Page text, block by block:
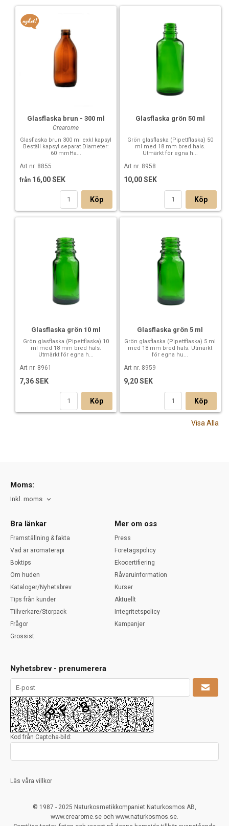
Glasflaska brun - 300 ml
Crearome
Glasflaska brun 300 ml exkl kapsyl
Beställ kapsyl separat Diameter:
60 mmHa...
Art nr. 8855
från 16,00 SEK
Köp
Glasflaska grön 50 ml
Grön glasflaska (Pipettflaska) 50
ml med 18 mm bred hals.
Utmärkt för egna h...
Art nr. 8958
10,00 SEK
Köp
Glasflaska grön 10 ml
Grön glasflaska (Pipettflaska) 10
ml med 18 mm bred hals.
Utmärkt för egna h...
Art nr. 8961
7,36 SEK
Köp
Glasflaska grön 5 ml
Grön glasflaska (Pipettflaska) 5 ml
med 18 mm bred hals. Utmärkt
för egna hu...
Art nr. 8959
9,20 SEK
Köp
Visa Alla
Moms:
Inkl. moms
Bra länkar
Framställning & fakta
Vad är aromaterapi
Boktips
Om huden
Kataloger/Nyhetsbrev
Tips från kunder
Tillverkare/Storpack
Frågor
Grossist
Mer om oss
Press
Företagspolicy
Ekocertifiering
Råvaruinformation
Kurser
Aktuellt
Integritetspolicy
Kampanjer
Nyhetsbrev - prenumerera
Kod från Captcha-bild:
Läs våra villkor
© 1987 - 2025 Naturkosmetikkompaniet Naturkosmos AB,
www.crearome.se och www.naturkosmos.se.